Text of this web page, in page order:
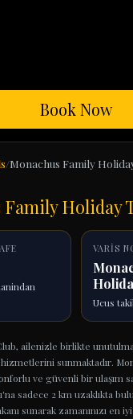
Book Now
Monachus Family
Family Holiday
VARIS
Ucus
ailenizle birlikte
sunmaktadır.
ve güvenli bir ulaşım
sadece 2 km uzaklıkta
sunarak zamanınızı en